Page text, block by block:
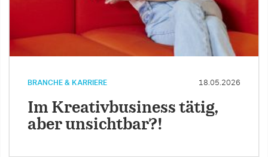
BRANCHE & KARRIERE 18.05.2026
Im Kreativbusiness tätig,
aber unsichtbar?!